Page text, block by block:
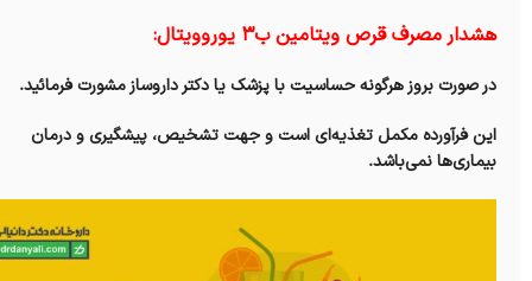
هشدار مصرف قرص ویتامین ب3 یوروویتال:
در صورت بروز هرگونه حساسیت با پزشک یا دکتر داروساز مشورت فرمائید.
این فرآورده مکمل تغذیه‌ای است و جهت تشخیص، پیشگیری و درمان
بیماری‌ها نمی‌باشد.